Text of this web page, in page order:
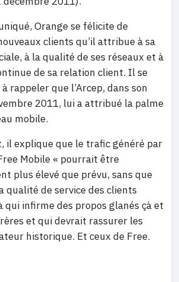
Orange se félicite de
clients qu’il attribue à sa
à la qualité de ses réseaux et à
de sa relation client. Il se
rappeler que l’Arcep, dans son
2011, lui a attribué la palme
mobile.
il explique que le trafic généré par
Mobile « pourrait être
plus élevé que prévu, sans que
qualité de service des clients
qui infirme des propos glanés çà et
et qui devrait rassurer les
historique. Et ceux de Free.